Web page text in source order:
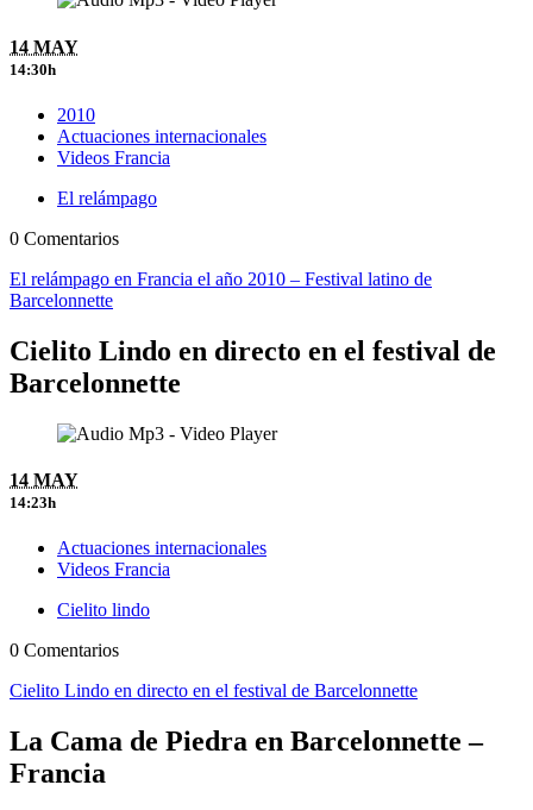
14 MAY
14:30h
2010
Actuaciones internacionales
Videos Francia
El relámpago
0 Comentarios
El relámpago en Francia el año 2010 – Festival latino de
Barcelonnette
Cielito Lindo en directo en el festival de
Barcelonnette
14 MAY
14:23h
Actuaciones internacionales
Videos Francia
Cielito lindo
0 Comentarios
Cielito Lindo en directo en el festival de Barcelonnette
La Cama de Piedra en Barcelonnette –
Francia